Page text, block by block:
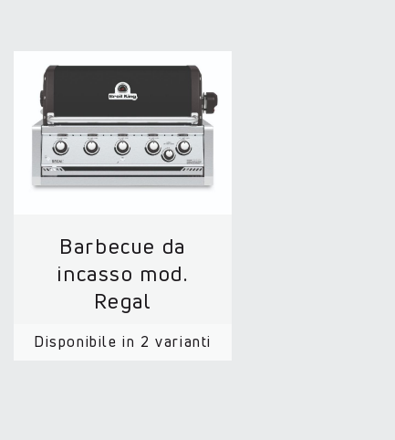
Barbecue da
incasso mod.
Regal
Disponibile in 2 varianti